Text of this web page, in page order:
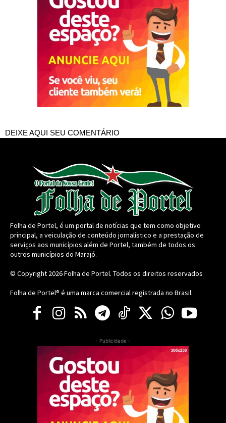
DEIXE AQUI SEU COMENTÁRIO
Folha de Portel, é um portal de notícias que tem como objetivo
principal, a veiculação de conteúdo jornalístico e a prestação de
serviços aos municípios além de Portel, também de todos os
outros municípios do Marajó.
© Copyright 2026Folha de Portel. Todos os direitos reservados
Folha de Portel® é uma marca comercial registrada no Brasil.
- Publicidade -